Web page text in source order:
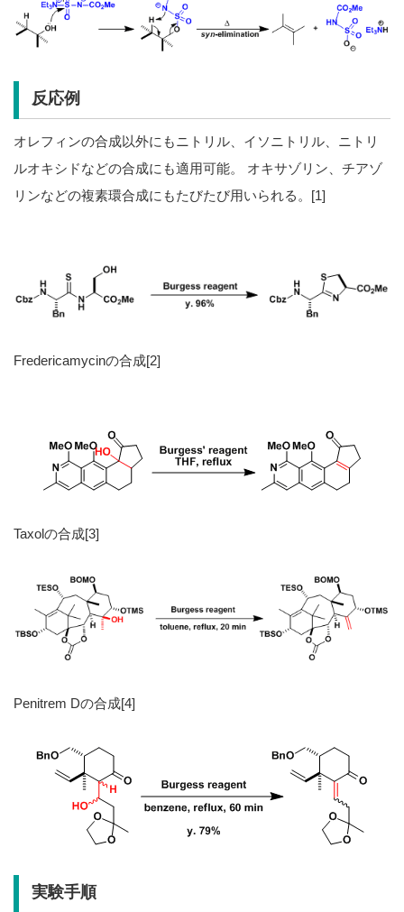
反応例
オレフィンの合成以外にもニトリル、イソニトリル、ニトリ
ルオキシドなどの合成にも適用可能。 オキサゾリン、チアゾ
リンなどの複素環合成にもたびたび用いられる。[1]
Fredericamycinの合成[2]
Taxolの合成[3]
Penitrem Dの合成[4]
実験手順